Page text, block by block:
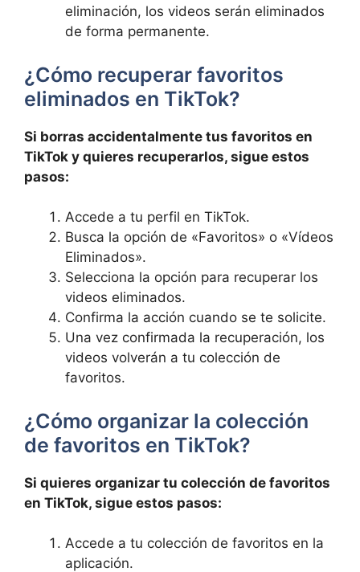
eliminación, los ⁤videos serán eliminados
de forma permanente.
¿Cómo recuperar favoritos
eliminados en TikTok?
Si borras accidentalmente tus favoritos en⁢
TikTok y quieres recuperarlos, sigue estos
pasos:
Accede a⁢ tu perfil‍ en⁣ TikTok.
Busca la‍ opción de «Favoritos» o «Vídeos
Eliminados».
Selecciona la opción para recuperar los
videos eliminados.
Confirma la⁢ acción cuando se te solicite.
Una ⁢vez​ confirmada la recuperación, los
videos volverán a tu colección⁣ de
favoritos.
¿Cómo organizar ⁢la colección
de favoritos en TikTok?
Si quieres organizar tu colección de favoritos
en TikTok, sigue estos pasos:
Accede a tu colección de favoritos en ⁢la
aplicación.